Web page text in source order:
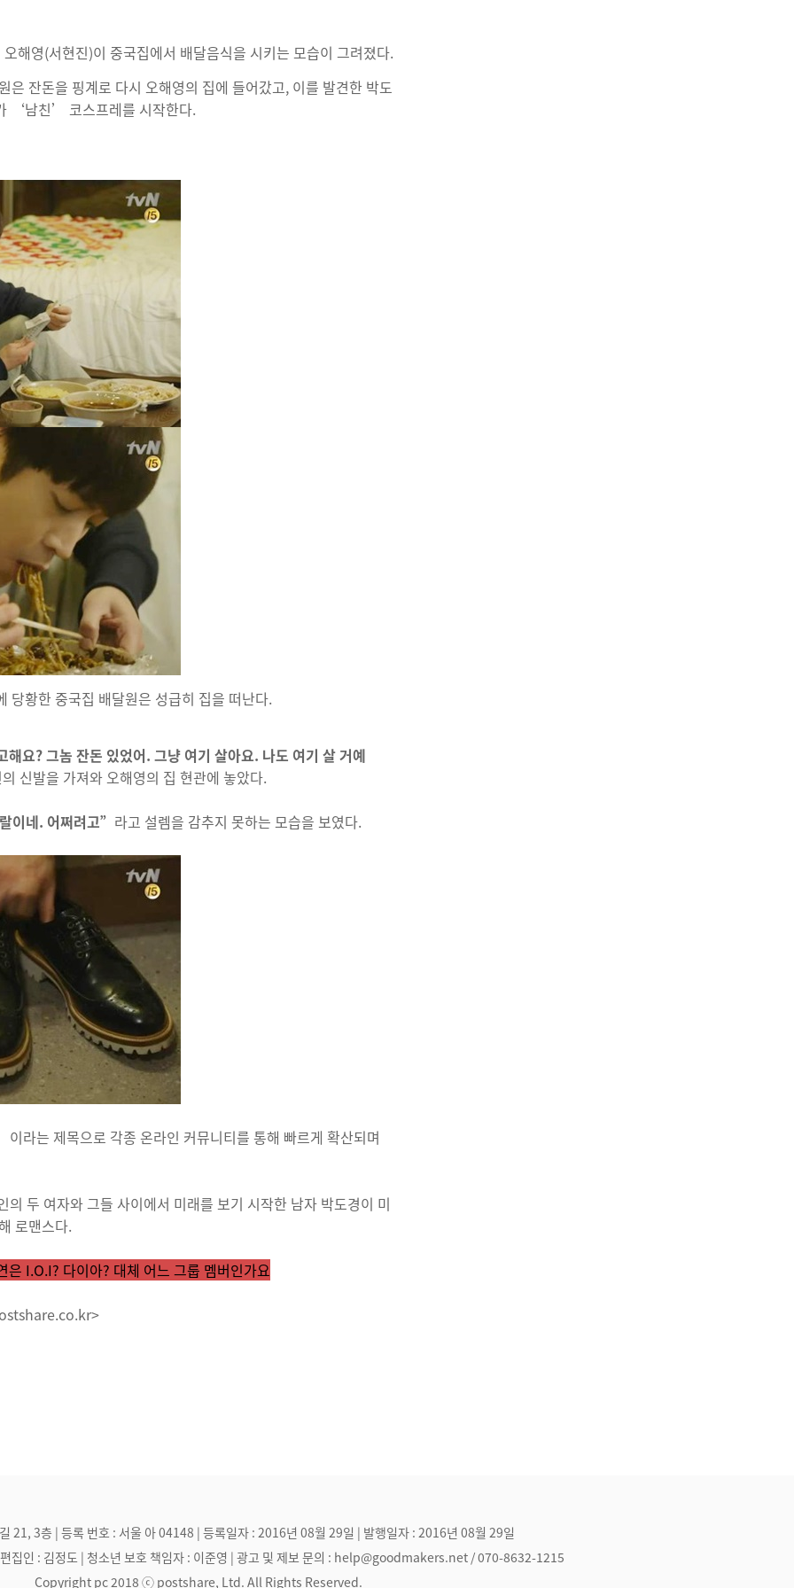
영(서현진)이 중국집에서 배달음식을 시키는 모습이 그려졌다.
은 잔돈을 핑계로 다시 오해영의 집에 들어갔고, 이를 발견한 박도
‘남친’ 코스프레를 시작한다.
당황한 중국집 배달원은 성급히 집을 떠난다.
요? 그놈 잔돈 있었어. 그냥 여기 살아요. 나도 여기 살 거예
신발을 가져와 오해영의 집 현관에 놓았다.
이네. 어쩌려고” 라고 설렘을 감추지 못하는 모습을 보였다.
라는 제목으로 각종 온라인 커뮤니티를 통해 빠르게 확산되며
두 여자와 그들 사이에서 미래를 보기 시작한 남자 박도경이 미
로맨스다.
은 I.O.I? 다이아? 대체 어느 그룹 멤버인가요
21, 3층 | 등록 번호 : 서울 아 04148 | 등록일자 : 2016년 08월 29일 | 발행일자 : 2016년 08월 29일
집인 : 김정도 | 청소년 보호 책임자 : 이준영 | 광고 및 제보 문의 : help@goodmakers.net / 070-8632-1215
Copyright pc 2018 ⓒ postshare, Ltd. All Rights Reserved.